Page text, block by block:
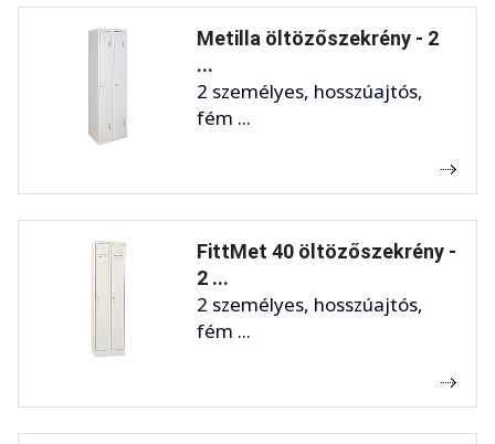
Metilla öltözőszekrény - 2
...
2 személyes, hosszúajtós,
fém ...
FittMet 40 öltözőszekrény -
2 ...
2 személyes, hosszúajtós,
fém ...